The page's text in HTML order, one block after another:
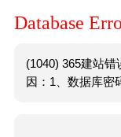
Database
(1040) 365建站
因：1、数据库密